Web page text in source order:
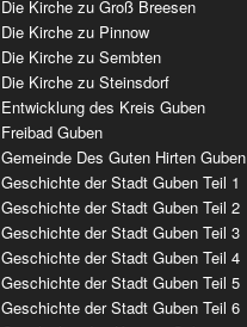
Die Kirche zu Groß Breesen
Die Kirche zu Pinnow
Die Kirche zu Sembten
Die Kirche zu Steinsdorf
Entwicklung des Kreis Guben
Freibad Guben
Gemeinde Des Guten Hirten Guben
Geschichte der Stadt Guben Teil 1
Geschichte der Stadt Guben Teil 2
Geschichte der Stadt Guben Teil 3
Geschichte der Stadt Guben Teil 4
Geschichte der Stadt Guben Teil 5
Geschichte der Stadt Guben Teil 6